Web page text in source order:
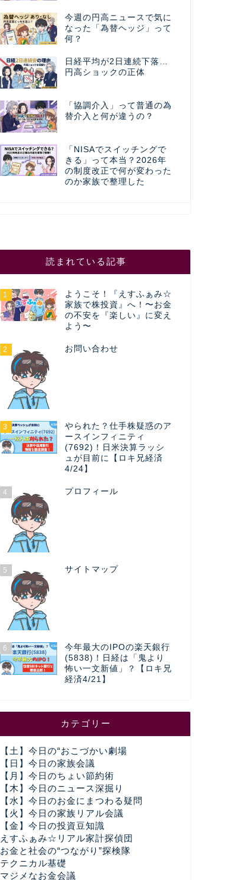
今週の円高ニュースで気に
なった「為替ヘッジ」って
何？
日経平均が2日連続下落…
円高ショックの正体
「協調介入」って普通の為
替介入と何が違うの？
「NISAでスイッチングで
きる」って本当？2026年
の制度改正で何が変わった
のか家族で整理した
読まれている記事
1
ようこそ！『えすふぁみ☆
家族で株投資』へ！〜お金
の不安を『楽しい』に変え
よう〜
2 お問い合わせ
3
やられた？仕手株疑惑のア
ースインフィニティ
(7692)！日米決算ラッシ
ュが目前に【ロキ兄経済
4/24】
4 プロフィール
5 サイトマップ
6
今年最大のIPOの楽天銀行
(5838)！日経は「鬼より
怖い一文新値」？【ロキ兄
経済4/21】
カテゴリー
【土】今日の“おこづかい劇場
【日】今日の家族会議
【月】今日のちょい節約術
【木】今日のニュース深掘り
【水】今日のお金にまつわる疑問
【火】今日の家族リアル会議
【金】今日の投資豆知識
えすふぁみ☆リアル家計探偵団
お金と社会の“つながり”探検隊
テクニカル基礎
マジメなお金会議